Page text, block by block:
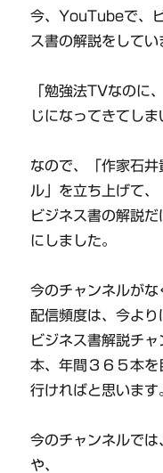
今、YouTubeで、
ス書の解説をしてい
「勉強法TVなのに
じになってきてしま
なので、「作家石
ル」を立ち上げて、
ビジネス書の解説
にしました。
今のチャンネルがな
配信頻度は、今より
ビジネス書解説チャ
本、年間３６５本を
行ければと思います
今のチャンネルで
や、